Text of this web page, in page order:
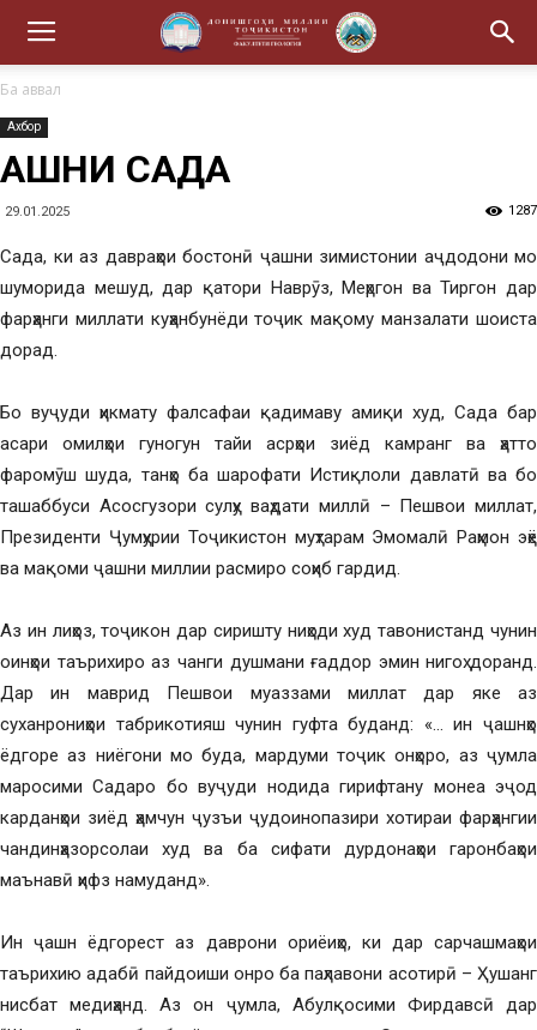
Ба аввал
Ахбор
ҶАШНИ САДА
29.01.2025 1287
Сада, ки аз давраҳои бостонӣ ҷашни зимистонии аҷдодони мо
шуморида мешуд, дар қатори Наврӯз, Меҳргон ва Тиргон дар
фарҳанги миллати куҳанбунёди тоҷик мақому манзалати шоиста
дорад.
Бо вуҷуди ҳикмату фалсафаи қадимаву амиқи худ, Сада бар
асари омилҳои гуногун тайи асрҳои зиёд камранг ва ҳатто
фаромӯш шуда, танҳо ба шарофати Истиқлоли давлатӣ ва бо
ташаббуси Асосгузори сулҳу ваҳдати миллӣ – Пешвои миллат,
Президенти Ҷумҳурии Тоҷикистон муҳтарам Эмомалӣ Раҳмон эҳё
ва мақоми ҷашни миллии расмиро соҳиб гардид.
Аз ин лиҳоз, тоҷикон дар сиришту ниҳоди худ тавонистанд чунин
оинҳои таърихиро аз чанги душмани ғаддор эмин нигоҳ доранд.
Дар ин маврид Пешвои муаззами миллат дар яке аз
суханрониҳои табрикотияш чунин гуфта буданд: «… ин ҷашнҳо
ёдгоре аз ниёгони мо буда, мардуми тоҷик онҳоро, аз ҷумла
маросими Садаро бо вуҷуди нодида гирифтану монеа эҷод
карданҳои зиёд ҳамчун ҷузъи ҷудоинопазири хотираи фарҳангии
чандинҳазорсолаи худ ва ба сифати дурдонаҳои гаронбаҳои
маънавӣ ҳифз намуданд».
Ин ҷашн ёдгорест аз даврони ориёиҳо, ки дар сарчашмаҳои
таърихию адабӣ пайдоиши онро ба паҳлавони асотирӣ – Ҳушанг
нисбат медиҳанд. Аз он ҷумла, Абулқосими Фирдавсӣ дар